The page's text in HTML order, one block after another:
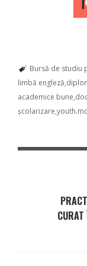
Bursă de studiu
limbă engleză
academice bune
școlarizare